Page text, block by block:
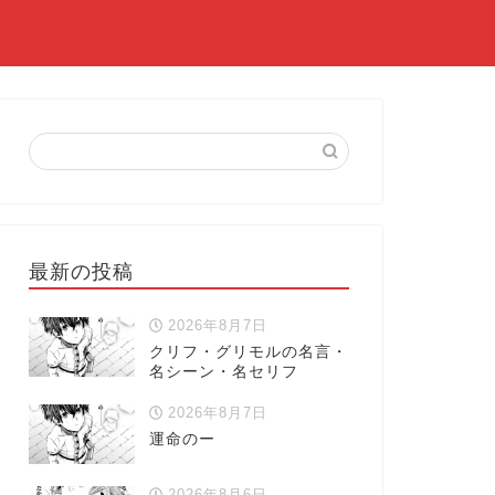
最新の投稿
2026年8月7日
クリフ・グリモルの名言・
名シーン・名セリフ
2026年8月7日
運命のー